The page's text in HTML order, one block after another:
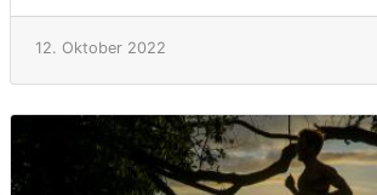
12. Oktober 2022